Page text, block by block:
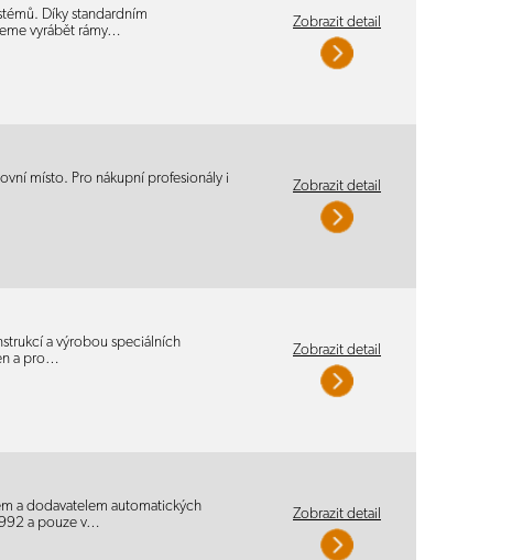
Díky standardním
vyrábět rámy…
Zobrazit detail
místo. Pro nákupní profesionály i
Zobrazit detail
a výrobou speciálních
a pro…
Zobrazit detail
a dodavatelem automatických
a pouze v…
Zobrazit detail